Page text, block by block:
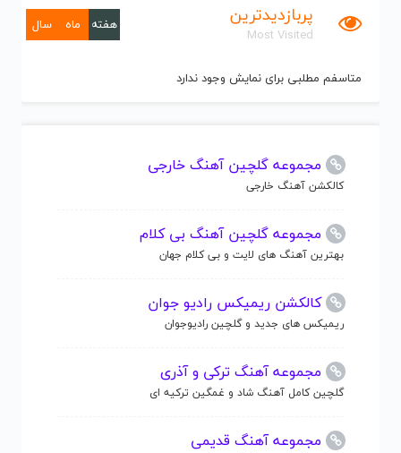
پربازدیدترین
Most Visited
هفته ماه سال
متاسفم مطلبی برای نمایش وجود ندارد
مجموعه گلچین آهنگ خارجی
کالکشن آهنگ خارجی
مجموعه گلچین آهنگ بی کلام
بهترین آهنگ های لایت و بی کلام جهان
کالکشن ریمیکس رادیو جوان
ریمیکس های جدید و گلچین رادیوجوان
مجموعه آهنگ ترکی و آذری
گلچین کامل آهنگ شاد و غمگین ترکیه ای
مجموعه آهنگ قدیمی